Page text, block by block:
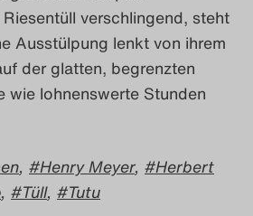
verschlingend, steht
Ausstülpung lenkt von ihrem
der glatten, begrenzten
wie lohnenswerte Stunden
, Henry Meyer,
Herbert
, Tüll, Tutu